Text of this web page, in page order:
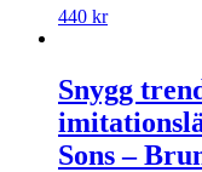
440 kr
Snygg
Sons –